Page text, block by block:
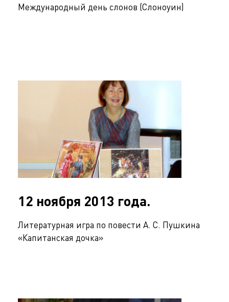
Международный день слонов (Слоноуин)
12 ноября 2013 года.
Литературная игра по повести А. С. Пушкина
«Капитанская дочка»